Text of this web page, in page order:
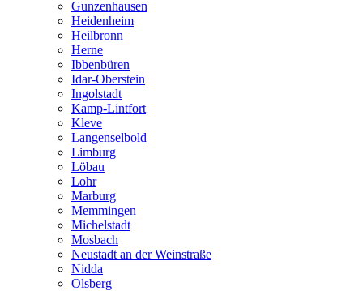
Gunzenhausen
Heidenheim
Heilbronn
Herne
Ibbenbüren
Idar-Oberstein
Ingolstadt
Kamp-Lintfort
Kleve
Langenselbold
Limburg
Löbau
Lohr
Marburg
Memmingen
Michelstadt
Mosbach
Neustadt an der Weinstraße
Nidda
Olsberg